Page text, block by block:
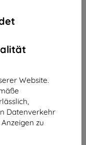
Website.
Datenverkehr
zu